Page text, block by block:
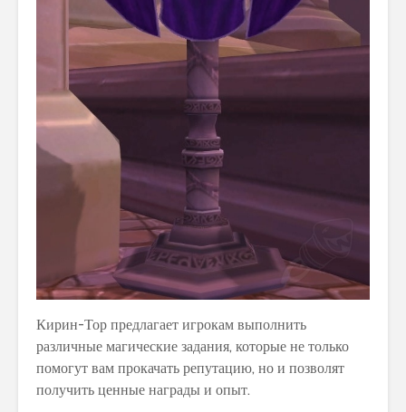
Кирин-Тор предлагает игрокам выполнить
различные магические задания, которые не только
помогут вам прокачать репутацию, но и позволят
получить ценные награды и опыт.